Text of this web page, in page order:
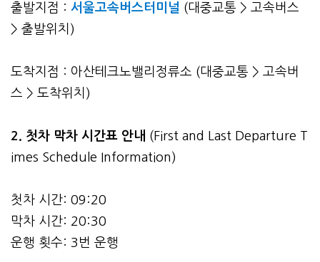
출발지점 : 서울고속버스터미널 (대중교통 > 고속버스
> 출발위치)
도착지점 : 아산테크노밸리정류소 (대중교통 > 고속버
스 > 도착위치)
2. 첫차 막차 시간표 안내 (First and Last Departure T
imes Schedule Information)
첫차 시간: 09:20
막차 시간: 20:30
운행 횟수: 3번 운행